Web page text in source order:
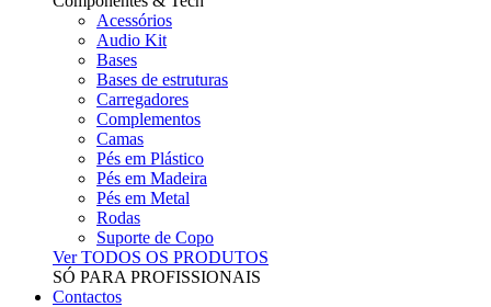
Acessórios
Audio Kit
Bases
Bases de estruturas
Carregadores
Complementos
Camas
Pés em Plástico
Pés em Madeira
Pés em Metal
Rodas
Suporte de Copo
Ver TODOS OS PRODUTOS
SÓ PARA PROFISSIONAIS
Contactos